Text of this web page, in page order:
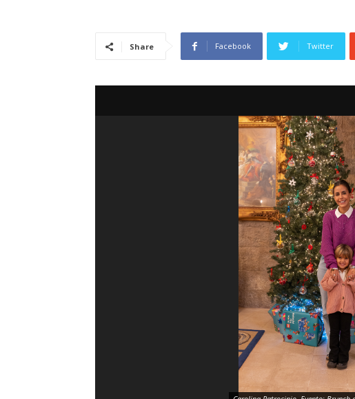
Share Facebook Twitter